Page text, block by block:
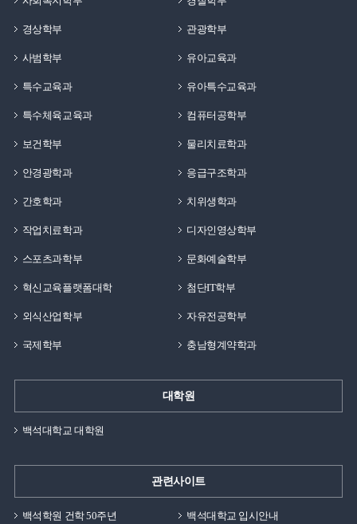
평소 학업에 몰두할 수 있는 쾌적한 환경의 독서실 겸
열람실이 생활관 2층에 있어 늦은 밤까지도 안전하게
이러한 다양한 시설들은 대개 기숙사 사생들에게
무료이거나 매우 저렴한 비용으로 개방되므로 시간적인
편리함은 물론 지출 비용까지 동시에 아껴주는 훌륭한
소통기숙사는 같은 학과나 전공에 국한되지 않고 대학
내에 존재하는 다양한 학과의 학우들과 자연스럽게 만나
다른 전공을 가진 학생들과 룸메이트가 되거나 같은 층의
이웃으로 생활하면서, 평소 소속 학과 수업만 들었다면
가질 수 있습니다. 각자 전공하는 분야에 대한 이야기를
나누며 자신이 알지 못했던 새로운 학문적 지식이나
질병이 생겼을 때의 무력감을 기숙사에서는 크게 덜 수
있습니다.물론 룸메이트와 잘 맞지 않아 생활하기에
불편한 경험을 하신 분들도 많이 계실 수 있을 것 같습니다.
정서적인 위로와 안정, 친한 친구와 같이 사는 기분이
들었던 것 같습니다. 일상적인 고민을 언제든 나눌 수 있는
룸메이트가 항상 곁에 존재한다는 점 자체만으로도 정서적
높여주는 대표적인 공간 중 하나입니다.입구백석생활관은
안전한 생활 환경 조성을 위해 카드키 출입 시스템을
게이트를 통과해야 생활관 내부로 출입할 수 있습니다.
이를 통해 외부인의 무단 출입을 방지하고 보다 안전한
오전 5시부터 오후 11시 50분까지입니다.보안 시스템은
학생들이 안심하고 생활할 수 있는 환경을 만드는 역할을
대표적인 시설이라고 할 수 있습니다.편의시설생활관에는
학생들의 일상을 더욱 편리하게 만들어 주는 편의시설이
마련되어 있습니다.2층에는 카페와 편의점이 입점해 있어
1층에는 기숙사 식당이 운영되고 있어 보다 편리하게
식사를 해결할 수 있습니다.생활관 내부에서 여러
있습니다.바쁜 대학생활 속에서 학생들의 생활 만족도를
필요한 대부분의 서비스를 가까운 곳에서 이용할 수
있습니다.편의시설백석생활관은 다양한 부대시설도 함께
운영하고 있습니다.휘트니스센터에서는 체력 관리와
활용되고 있습니다.컴퓨터실은 과제 수행과 학습을 위한
공간으로 이용할 수 있습니다.또한 컨퍼런스룸은 회의나
스터디 활동을 진행하는 공간으로 활용됩니다.이처럼
경상학부 관광학부
사범학부 유아교육과
특수교육과 유아특수교육과
특수체육교육과 컴퓨터공학부
보건학부 물리치료학과
안경광학과 응급구조학과
간호학과 치위생학과
작업치료학과 디자인영상학부
스포츠과학부 문화예술학부
혁신교육플랫폼대학 첨단IT학부
외식산업학부 자유전공학부
국제학부 충남형계약학과
대학원
백석대학교 대학원
관련사이트
백석학원 건학 50주년 백석대학교 입시안내